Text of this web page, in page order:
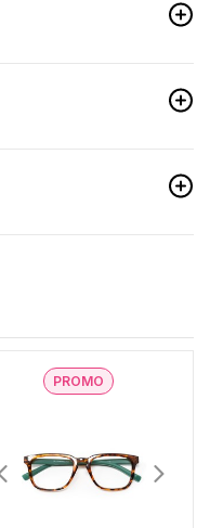
PROMO